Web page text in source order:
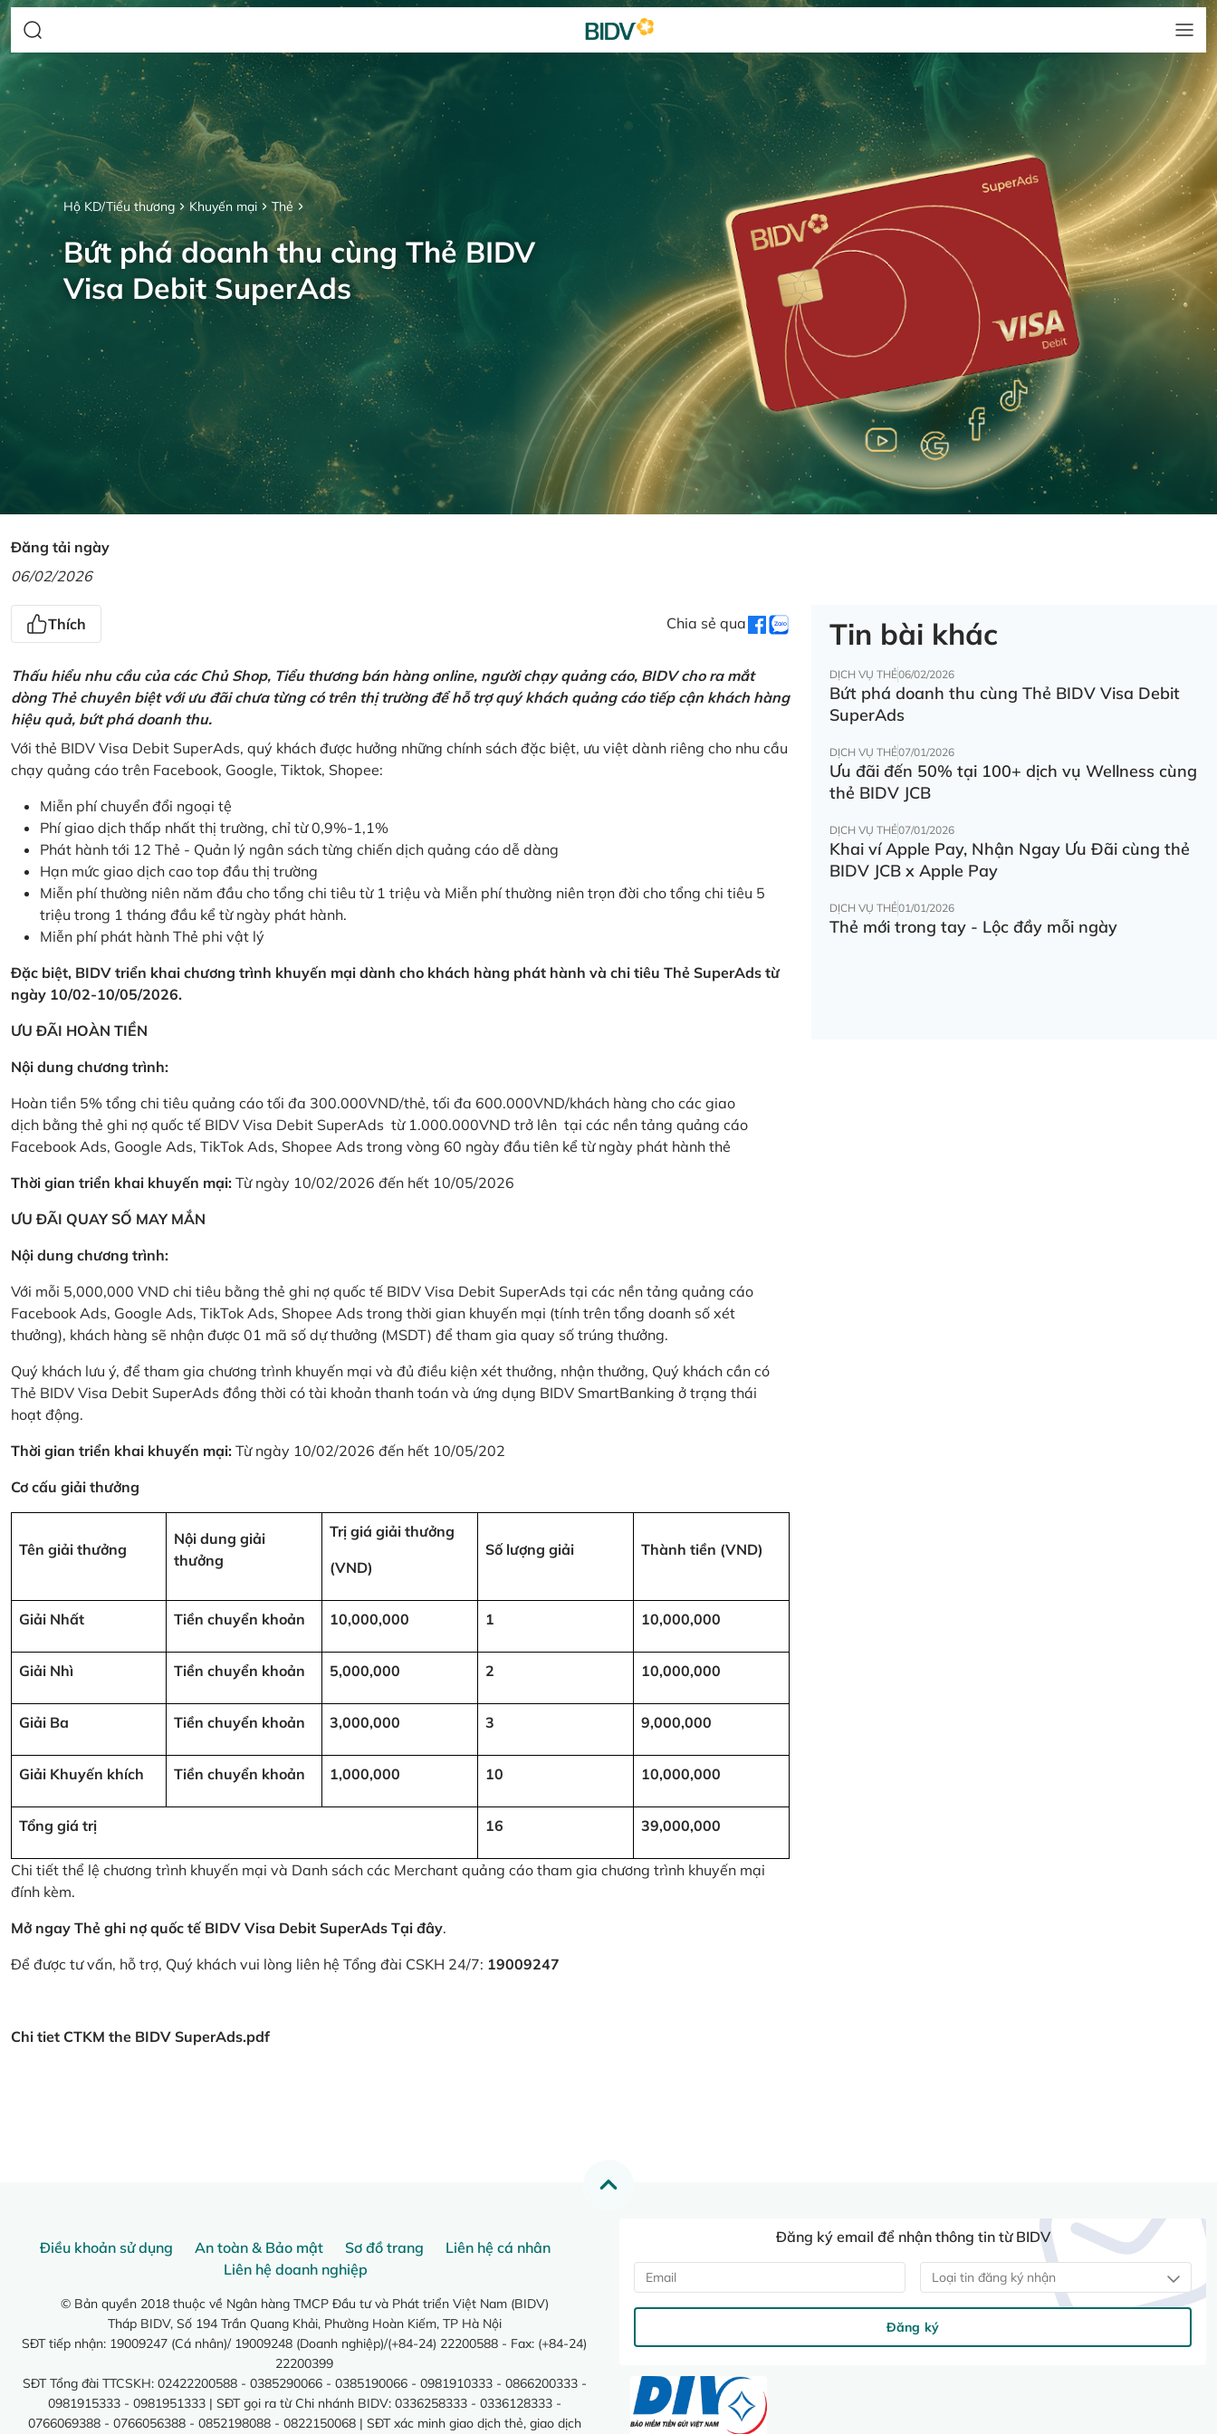
Hộ KD/Tiểu thương Khuyến mại Thẻ
Bứt phá doanh thu cùng Thẻ BIDV
Visa Debit SuperAds
Đăng tải ngày
06/02/2026
Thích Chia sẻ qua
Thấu hiểu nhu cầu của các Chủ Shop, Tiểu thương bán hàng online, người chạy quảng cáo, BIDV cho ra mắt
dòng Thẻ chuyên biệt với ưu đãi chưa từng có trên thị trường để hỗ trợ quý khách quảng cáo tiếp cận khách hàng
hiệu quả, bứt phá doanh thu.
Với thẻ BIDV Visa Debit SuperAds, quý khách được hưởng những chính sách đặc biệt, ưu việt dành riêng cho nhu cầu
chạy quảng cáo trên Facebook, Google, Tiktok, Shopee:
Miễn phí chuyển đổi ngoại tệ
Phí giao dịch thấp nhất thị trường, chỉ từ 0,9%-1,1%
Phát hành tới 12 Thẻ - Quản lý ngân sách từng chiến dịch quảng cáo dễ dàng
Hạn mức giao dịch cao top đầu thị trường
Miễn phí thường niên năm đầu cho tổng chi tiêu từ 1 triệu và Miễn phí thường niên trọn đời cho tổng chi tiêu 5
triệu trong 1 tháng đầu kể từ ngày phát hành.
Miễn phí phát hành Thẻ phi vật lý
Đặc biệt, BIDV triển khai chương trình khuyến mại dành cho khách hàng phát hành và chi tiêu Thẻ SuperAds từ
ngày 10/02-10/05/2026.
ƯU ĐÃI HOÀN TIỀN
Nội dung chương trình:
Hoàn tiền 5% tổng chi tiêu quảng cáo tối đa 300.000VND/thẻ, tối đa 600.000VND/khách hàng cho các giao
dịch bằng thẻ ghi nợ quốc tế BIDV Visa Debit SuperAds từ 1.000.000VND trở lên tại các nền tảng quảng cáo
Facebook Ads, Google Ads, TikTok Ads, Shopee Ads trong vòng 60 ngày đầu tiên kể từ ngày phát hành thẻ
Thời gian triển khai khuyến mại: Từ ngày 10/02/2026 đến hết 10/05/2026
ƯU ĐÃI QUAY SỐ MAY MẮN
Nội dung chương trình:
Với mỗi 5,000,000 VND chi tiêu bằng thẻ ghi nợ quốc tế BIDV Visa Debit SuperAds tại các nền tảng quảng cáo
Facebook Ads, Google Ads, TikTok Ads, Shopee Ads trong thời gian khuyến mại (tính trên tổng doanh số xét
thưởng), khách hàng sẽ nhận được 01 mã số dự thưởng (MSDT) để tham gia quay số trúng thưởng.
Quý khách lưu ý, để tham gia chương trình khuyến mại và đủ điều kiện xét thưởng, nhận thưởng, Quý khách cần có
Thẻ BIDV Visa Debit SuperAds đồng thời có tài khoản thanh toán và ứng dụng BIDV SmartBanking ở trạng thái
hoạt động.
Thời gian triển khai khuyến mại: Từ ngày 10/02/2026 đến hết 10/05/202
Cơ cấu giải thưởng
Tên giải thưởng
Nội dung giải
thưởng
Trị giá giải thưởng
(VND)
Số lượng giải Thành tiền (VND)
Giải Nhất Tiền chuyển khoản 10,000,000 1 10,000,000
Giải Nhì Tiền chuyển khoản 5,000,000 2 10,000,000
Giải Ba Tiền chuyển khoản 3,000,000 3 9,000,000
Giải Khuyến khích Tiền chuyển khoản 1,000,000 10 10,000,000
Tổng giá trị 16 39,000,000
Chi tiết thể lệ chương trình khuyến mại và Danh sách các Merchant quảng cáo tham gia chương trình khuyến mại
đính kèm.
Mở ngay Thẻ ghi nợ quốc tế BIDV Visa Debit SuperAds Tại đây.
Để được tư vấn, hỗ trợ, Quý khách vui lòng liên hệ Tổng đài CSKH 24/7: 19009247
Chi tiet CTKM the BIDV SuperAds.pdf
Tin bài khác
DỊCH VỤ THẺ06/02/2026
Bứt phá doanh thu cùng Thẻ BIDV Visa Debit
SuperAds
DỊCH VỤ THẺ07/01/2026
Ưu đãi đến 50% tại 100+ dịch vụ Wellness cùng
thẻ BIDV JCB
DỊCH VỤ THẺ07/01/2026
Khai ví Apple Pay, Nhận Ngay Ưu Đãi cùng thẻ
BIDV JCB x Apple Pay
DỊCH VỤ THẺ01/01/2026
Thẻ mới trong tay - Lộc đầy mỗi ngày
Điều khoản sử dụng An toàn & Bảo mật Sơ đồ trang
Liên hệ cá nhân
Liên hệ doanh nghiệp
© Bản quyền 2018 thuộc về Ngân hàng TMCP Đầu tư và Phát triển Việt Nam (BIDV)
Tháp BIDV, Số 194 Trần Quang Khải, Phường Hoàn Kiếm, TP Hà Nội
SĐT tiếp nhận: 19009247 (Cá nhân)/ 19009248 (Doanh nghiệp)/(+84-24) 22200588 - Fax: (+84-24)
22200399
SĐT Tổng đài TTCSKH: 02422200588 - 0385290066 - 0385190066 - 0981910333 - 0866200333 -
0981915333 - 0981951333 | SĐT gọi ra từ Chi nhánh BIDV: 0336258333 - 0336128333 -
0766069388 - 0766056388 - 0852198088 - 0822150068 | SĐT xác minh giao dịch thẻ, giao dịch
Đăng ký email để nhận thông tin từ BIDV
Loại tin đăng ký nhận
Đăng ký